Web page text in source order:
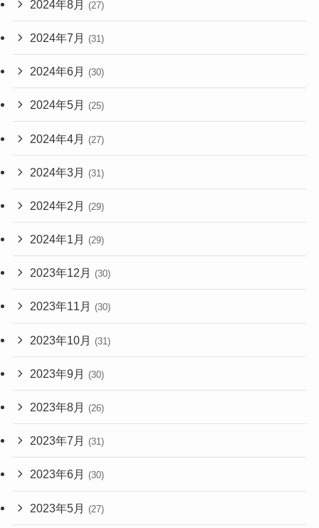
2024年8月 (27)
2024年7月 (31)
2024年6月 (30)
2024年5月 (25)
2024年4月 (27)
2024年3月 (31)
2024年2月 (29)
2024年1月 (29)
2023年12月 (30)
2023年11月 (30)
2023年10月 (31)
2023年9月 (30)
2023年8月 (26)
2023年7月 (31)
2023年6月 (30)
2023年5月 (27)